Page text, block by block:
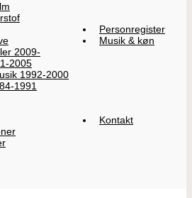
2009-
2005
1992-2000
1991
Personregister
Musik & køn
Kontakt